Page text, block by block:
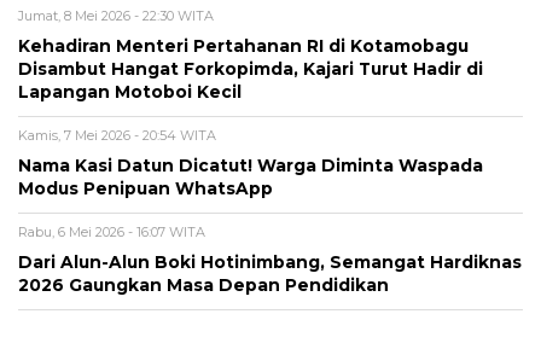
Jumat, 8 Mei 2026 - 22:30 WITA
Kehadiran Menteri Pertahanan RI di Kotamobagu
Disambut Hangat Forkopimda, Kajari Turut Hadir di
Lapangan Motoboi Kecil
Kamis, 7 Mei 2026 - 20:54 WITA
Nama Kasi Datun Dicatut! Warga Diminta Waspada
Modus Penipuan WhatsApp
Rabu, 6 Mei 2026 - 16:07 WITA
Dari Alun-Alun Boki Hotinimbang, Semangat Hardiknas
2026 Gaungkan Masa Depan Pendidikan